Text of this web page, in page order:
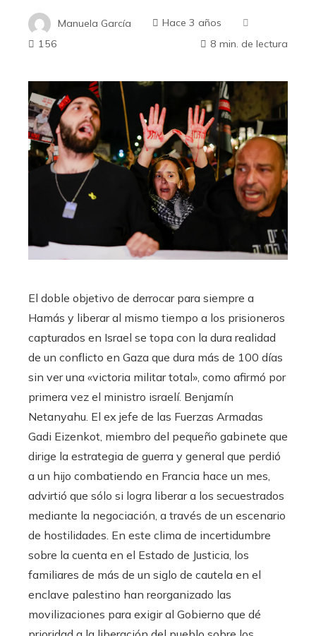
Manuela García
Hace 3 años
156
8 min. de lectura
El doble objetivo de derrocar para siempre a
Hamás y liberar al mismo tiempo a los prisioneros
capturados en Israel se topa con la dura realidad
de un conflicto en Gaza que dura más de 100 días
sin ver una «victoria militar total», como afirmó por
primera vez el ministro israelí. Benjamín
Netanyahu. El ex jefe de las Fuerzas Armadas
Gadi Eizenkot, miembro del pequeño gabinete que
dirige la estrategia de guerra y general que perdió
a un hijo combatiendo en Francia hace un mes,
advirtió que sólo si logra liberar a los secuestrados
mediante la negociación, a través de un escenario
de hostilidades. En este clima de incertidumbre
sobre la cuenta en el Estado de Justicia, los
familiares de más de un siglo de cautela en el
enclave palestino han reorganizado las
movilizaciones para exigir al Gobierno que dé